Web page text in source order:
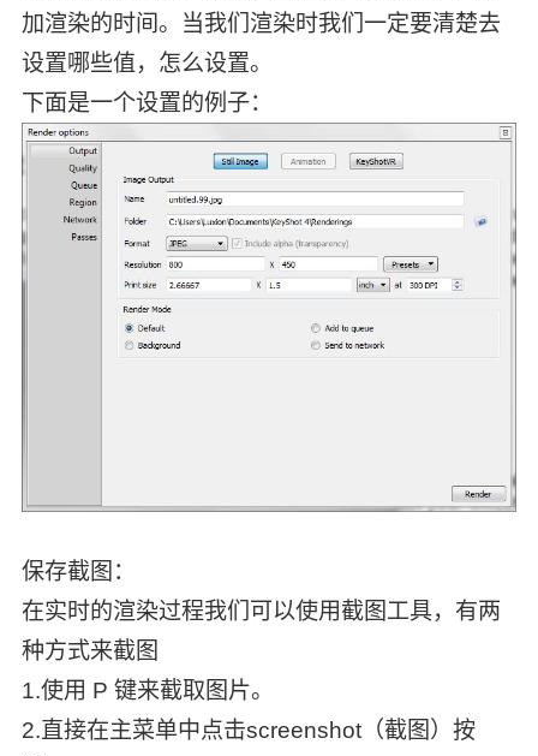
加渲染的时间。当我们渲染时我们一定要清楚去
设置哪些值，怎么设置。
下面是一个设置的例子：
保存截图：
在实时的渲染过程我们可以使用截图工具，有两
种方式来截图
1.使用 P 键来截取图片。
2.直接在主菜单中点击screenshot（截图）按